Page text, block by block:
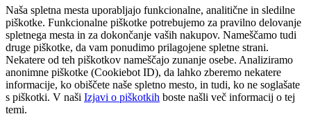
Naša spletna mesta uporabljajo funkcionalne, analitične in sledilne
piškotke. Funkcionalne piškotke potrebujemo za pravilno delovanje
spletnega mesta in za dokončanje vaših nakupov. Nameščamo tudi
druge piškotke, da vam ponudimo prilagojene spletne strani.
Nekatere od teh piškotkov nameščajo zunanje osebe. Analiziramo
anonimne piškotke (Cookiebot ID), da lahko zberemo nekatere
informacije, ko obiščete naše spletno mesto, in tudi, ko ne soglašate
s piškotki. V naši Izjavi o piškotkih boste našli več informacij o tej
temi.